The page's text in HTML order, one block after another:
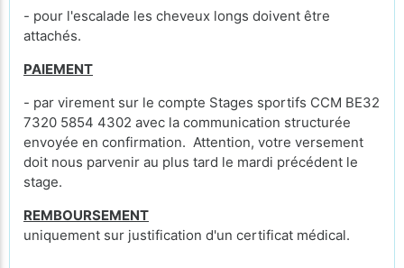
- pour l'escalade les cheveux longs doivent être
attachés.
PAIEMENT
- par virement sur le compte Stages sportifs CCM BE32
7320 5854 4302 avec la communication structurée
envoyée en confirmation. Attention, votre versement
doit nous parvenir au plus tard le mardi précédent le
stage.
REMBOURSEMENT
uniquement sur justification d'un certificat médical.